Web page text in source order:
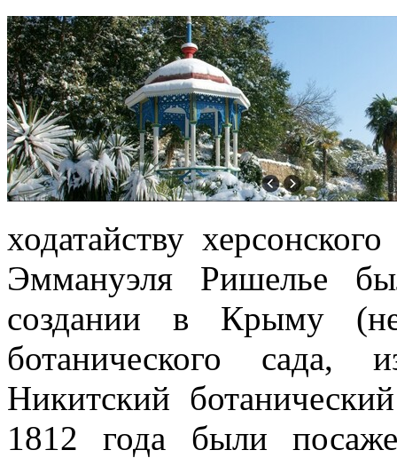
ходатайству
Эммануэля Ришелье
создании в Крыму
ботанического сада,
Никитский
1812 года были